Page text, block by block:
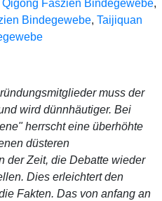
Faszien Bindegewebe,
Bindegewebe, Taijiquan
muss der
wird dünnhäutiger. Bei
herrscht eine überhöhte
düsteren
der Zeit, die Debatte wieder
Dies erleichtert den
Fakten. Das von anfang an